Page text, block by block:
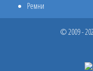
Ремни
© 2009 -